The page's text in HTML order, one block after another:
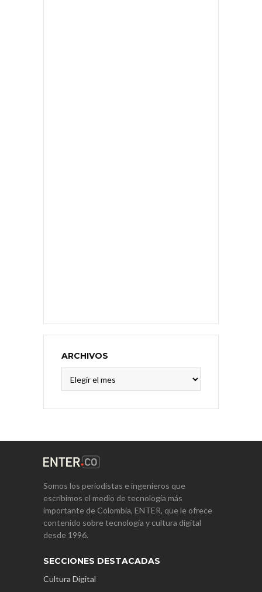
ARCHIVOS
Somos los periodistas e ingenieros que
escribimos el medio de tecnología más
importante de Colombia, ENTER, que le ofrece
contenido sobre tecnología y cultura digital
desde 1996.
SECCIONES DESTACADAS
Cultura Digital